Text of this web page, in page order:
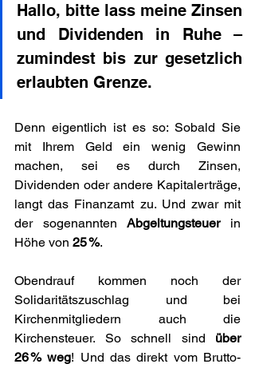
Hallo, bitte lass meine Zinsen
und Dividenden in Ruhe –
zumindest bis zur gesetzlich
erlaubten Grenze.
Denn eigentlich ist es so: Sobald Sie
mit Ihrem Geld ein wenig Gewinn
machen, sei es durch Zinsen,
Dividenden oder andere Kapitalerträge,
langt das Finanzamt zu. Und zwar mit
der sogenannten Abgeltungsteuer in
Höhe von 25 %.
Obendrauf kommen noch der
Solidaritätszuschlag und bei
Kirchenmitgliedern auch die
Kirchensteuer. So schnell sind über
26 % weg! Und das direkt vom Brutto-